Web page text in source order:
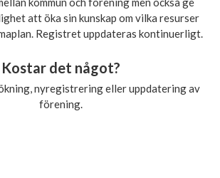
att öka sin kunskap om vilka resurser
Registret uppdateras kontinuerligt.
Kostar det något?
nyregistrering eller uppdatering av
förening.